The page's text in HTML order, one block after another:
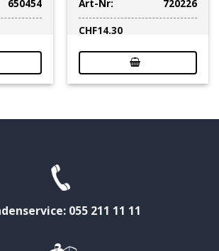
650454
Art-Nr:
720226
CHF14.30
055 211 11 11